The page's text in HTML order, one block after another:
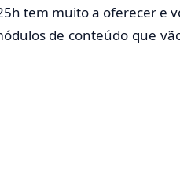
tem muito a oferecer e
de conteúdo que